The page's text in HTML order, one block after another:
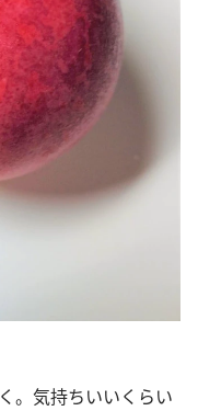
。気持ちいいくらい